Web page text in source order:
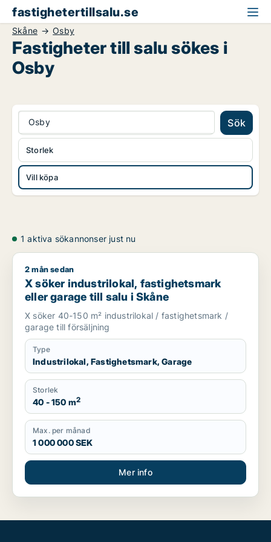
fastighetertillsalu.se
Skåne Osby
Fastigheter till salu sökes i
Osby
Osby Sök
Vill köpa
Storlek
1 aktiva sökannonser just nu
X söker industrilokal, fastighetsmark eller garage till salu i
2 mån sedan
X söker industrilokal, fastighetsmark
eller garage till salu i Skåne
X söker 40-150 m² industrilokal / fastighetsmark /
garage till försäljning
Type
Industrilokal, Fastighetsmark, Garage
Storlek
40 - 150 m2
Max. per månad
1 000 000 SEK
Mer info